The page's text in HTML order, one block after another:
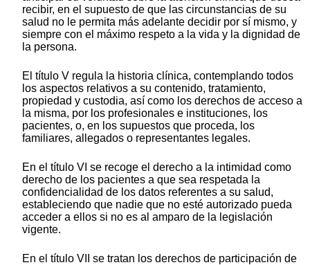
recibir, en el supuesto de que las circunstancias de su
salud no le permita más adelante decidir por sí mismo, y
siempre con el máximo respeto a la vida y la dignidad de
la persona.
El título V regula la historia clínica, contemplando todos
los aspectos relativos a su contenido, tratamiento,
propiedad y custodia, así como los derechos de acceso a
la misma, por los profesionales e instituciones, los
pacientes, o, en los supuestos que proceda, los
familiares, allegados o representantes legales.
En el título VI se recoge el derecho a la intimidad como
derecho de los pacientes a que sea respetada la
confidencialidad de los datos referentes a su salud,
estableciendo que nadie que no esté autorizado pueda
acceder a ellos si no es al amparo de la legislación
vigente.
En el título VII se tratan los derechos de participación de